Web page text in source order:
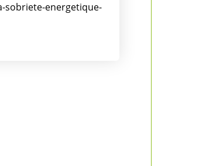
sobriete-energetique-